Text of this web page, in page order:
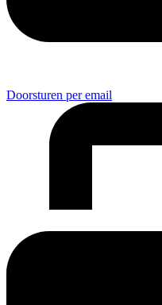
Doorsturen per email